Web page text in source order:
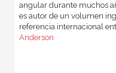
angular durante muchos
es autor de un volumen
referencia internacional
Anderson